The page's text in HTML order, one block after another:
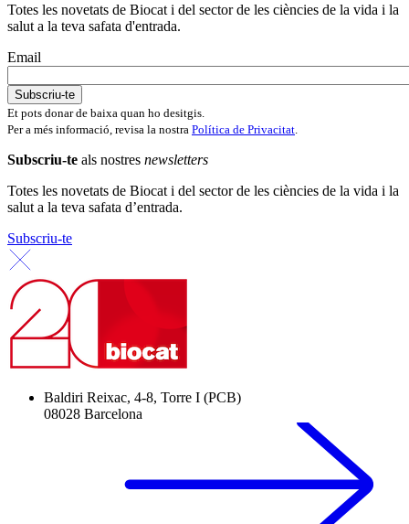
Totes les novetats de Biocat i del sector de les ciències de la vida i la
salut a la teva safata d'entrada.
Email
Et pots donar de baixa quan ho desitgis.
Per a més informació, revisa la nostra Política de Privacitat
Subscriu-te als nostres newsletters
Totes les novetats de Biocat i del sector de les ciències de la vida i la
salut a la teva safata d’entrada.
Subscriu-te
Baldiri Reixac, 4-8, Torre I (PCB)
08028 Barcelona